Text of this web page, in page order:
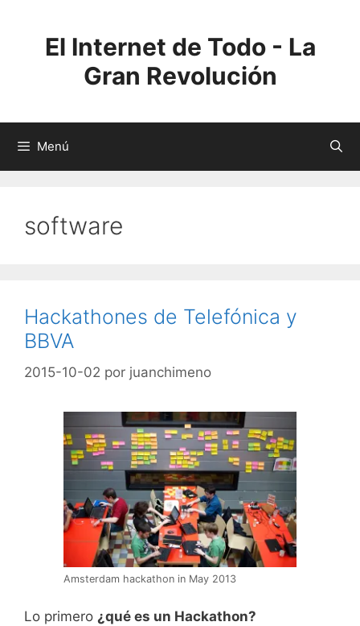
contenidoEl Internet de Todo - La
Gran Revolución
Menú
software
Hackathones de Telefónica y
BBVA
2015-10-02 por juanchimeno
Amsterdam hackathon in May 2013
Lo primero ¿qué es un Hackathon?